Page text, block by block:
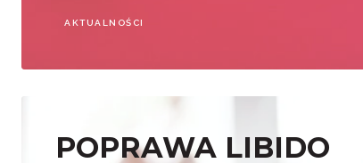
AKTUALNOŚCI
POPRAWA LIBIDO